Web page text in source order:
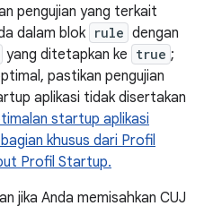
pengujian yang terkait
dalam blok rule dengan
yang ditetapkan ke true ;
pastikan pengujian
aplikasi tidak disertakan
startup aplikasi
khusus dari Profil
Profil Startup.
jika Anda memisahkan CUJ